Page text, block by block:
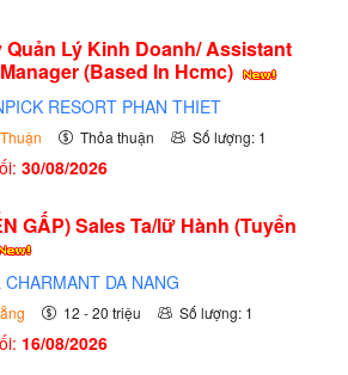
Quản Lý Kinh Doanh/ Assistant
(Based In Hcmc)
RESORT PHAN THIET
Thỏa thuận Số lượng: 1
30/08/2026
GẤP)Sales Ta/lữ Hành (Tuyển
CHARMANT DA NANG
12 - 20 triệu Số lượng: 1
16/08/2026